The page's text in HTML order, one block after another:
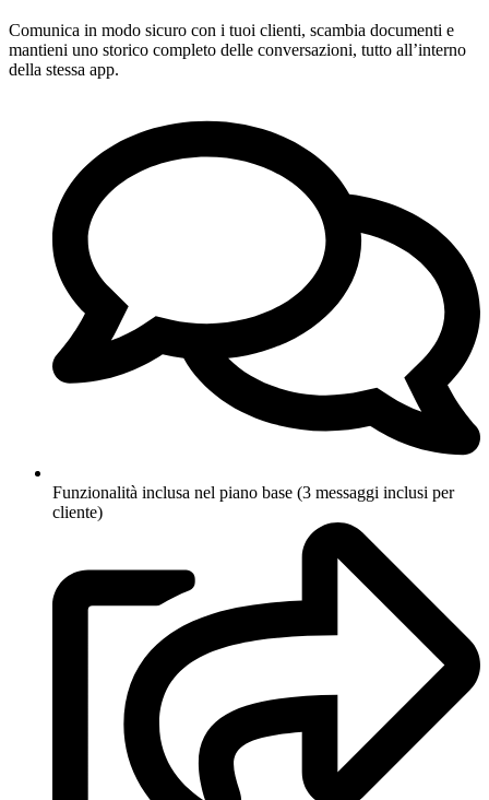
Comunica in modo sicuro con i tuoi clienti, scambia documenti e
mantieni uno storico completo delle conversazioni, tutto all’interno
della stessa app.
Funzionalità inclusa nel piano base (3 messaggi inclusi per
cliente)